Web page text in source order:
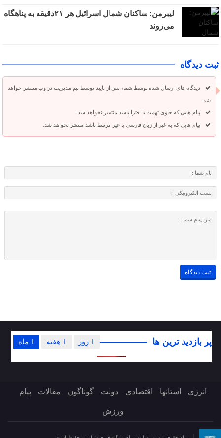
لیبرمن: ساکنان شمال اسرائیل هر ۲۱دقیقه به پناهگاه
می‌روند
ثبت دیدگاه
دیدگاه های ارسال شده توسط شما، پس از تایید توسط تیم مدیریت در وب منتشر خواهد
شد.
پیام هایی که حاوی تهمت یا افترا باشد منتشر نخواهد شد.
پیام هایی که به غیر از زبان فارسی یا غیر مرتبط باشد منتشر نخواهد شد.
پر بازدید ترین ها 1 ماه 1 هفته 1 روز
انرژی استانها اقتصادی دولت گوناگون مقالات پیام
ورزش